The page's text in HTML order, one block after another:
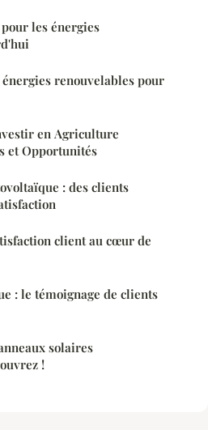
les énergies
renouvelables pour
en Agriculture
et Opportunités
: des clients
client au cœur de
: le témoignage de clients
solaires
!